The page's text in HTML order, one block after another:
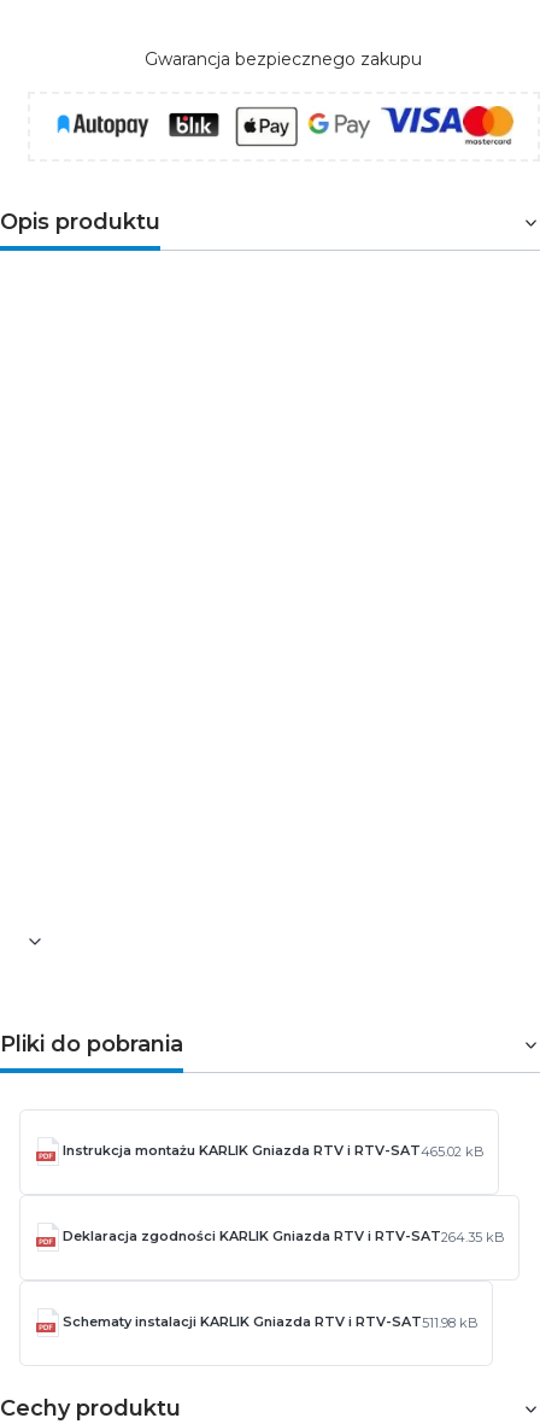
Gwarancja bezpiecznego zakupu
Opis produktu
Pliki do pobrania
Instrukcja montażu KARLIK Gniazda RTV i RTV-SAT465.02 kB
Deklaracja zgodności KARLIK Gniazda RTV i RTV-SAT264.35 kB
Schematy instalacji KARLIK Gniazda RTV i RTV-SAT511.98 kB
Cechy produktu